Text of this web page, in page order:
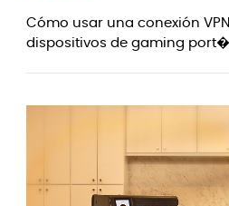
Cómo usar una conexión
dispositivos de gaming